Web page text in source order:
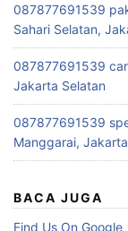
087877691539
Sahari Selatan,
087877691539
Jakarta Selatan
087877691539
Manggarai,
BACA JUGA
Find Us On Google